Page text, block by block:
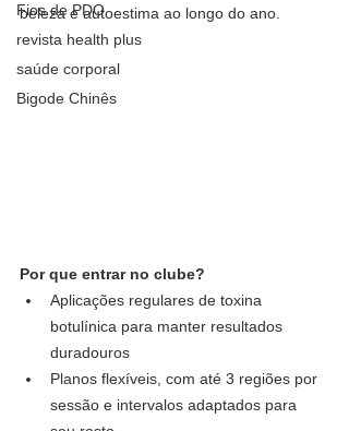
Fios de PDO
revista health plus
saúde corporal
Bigode Chinês
beleza e autoestima ao longo do ano.
Por que entrar no clube?
Aplicações regulares de toxina
botulínica para manter resultados
duradouros
Planos flexíveis, com até 3 regiões por
sessão e intervalos adaptados para